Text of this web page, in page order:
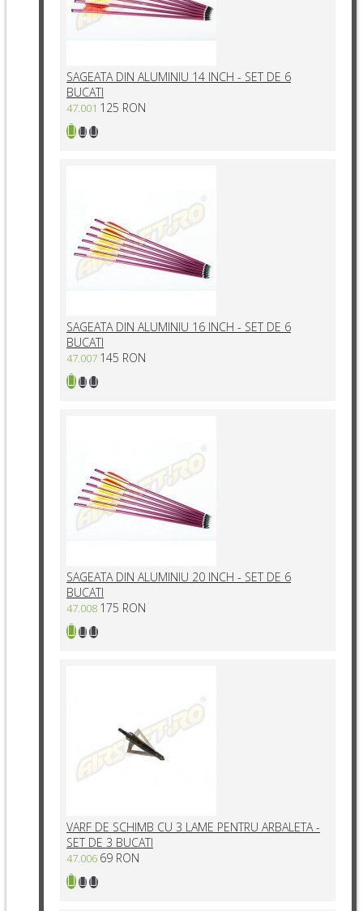
SAGEATA DIN ALUMINIU 14 INCH - SET DE 6
BUCATI
47.001 125 RON
SAGEATA DIN ALUMINIU 16 INCH - SET DE 6
BUCATI
47.007 145 RON
SAGEATA DIN ALUMINIU 20 INCH - SET DE 6
BUCATI
47.008 175 RON
VARF DE SCHIMB CU 3 LAME PENTRU ARBALETA -
SET DE 3 BUCATI
47.006 69 RON